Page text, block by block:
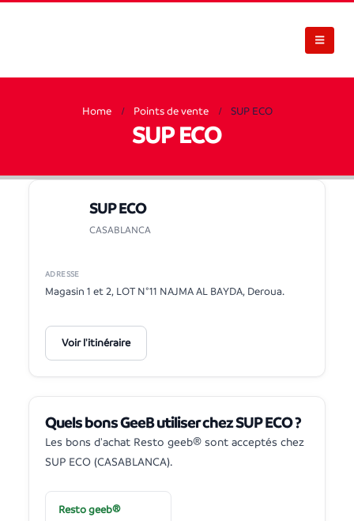
Home Points de vente SUP ECO
SUP ECO
SUP ECO
CASABLANCA
ADRESSE
Magasin 1 et 2, LOT N°11 NAJMA AL BAYDA, Deroua.
Voir l'itinéraire
Quels bons GeeB utiliser chez SUP ECO ?
Les bons d'achat Resto geeb® sont acceptés chez
SUP ECO (CASABLANCA).
Resto geeb®